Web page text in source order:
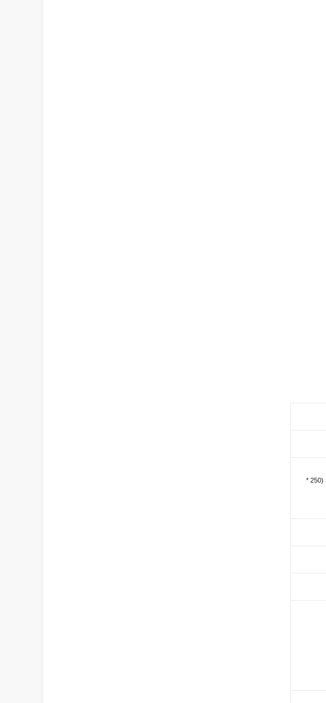
13000-19000 قطعة / ساعة (250 *